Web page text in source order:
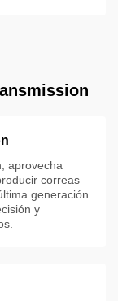
aprovecha
correas
generación
y